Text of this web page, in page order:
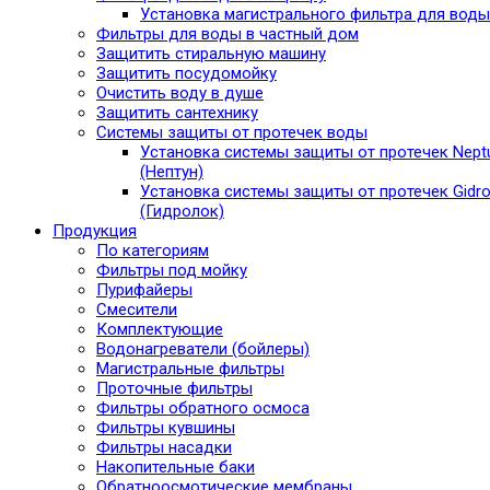
Установка магистрального фильтра для воды
Фильтры для воды в частный дом
Защитить стиральную машину
Защитить посудомойку
Очистить воду в душе
Защитить сантехнику
Системы защиты от протечек воды
Установка системы защиты от протечек
(Нептун)
Установка системы защиты от протечек
(Гидролок)
Продукция
По категориям
Фильтры под мойку
Пурифайеры
Смесители
Комплектующие
Водонагреватели (бойлеры)
Магистральные фильтры
Проточные фильтры
Фильтры обратного осмоса
Фильтры кувшины
Фильтры насадки
Накопительные баки